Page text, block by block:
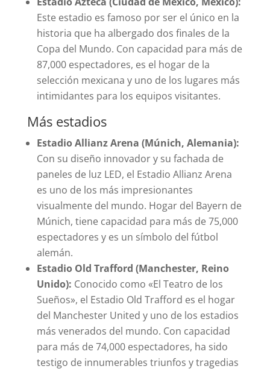
Este estadio es famoso por ser el único en la
historia que ha albergado dos finales de la
Copa del Mundo. Con capacidad para más de
87,000 espectadores, es el hogar de la
selección mexicana y uno de los lugares más
intimidantes para los equipos visitantes.
Más estadios
Estadio Allianz Arena (Múnich, Alemania):
Con su diseño innovador y su fachada de
paneles de luz LED, el Estadio Allianz Arena
es uno de los más impresionantes
visualmente del mundo. Hogar del Bayern de
Múnich, tiene capacidad para más de 75,000
espectadores y es un símbolo del fútbol
alemán.
Estadio Old Trafford (Manchester, Reino
Unido): Conocido como «El Teatro de los
Sueños», el Estadio Old Trafford es el hogar
del Manchester United y uno de los estadios
más venerados del mundo. Con capacidad
para más de 74,000 espectadores, ha sido
testigo de innumerables triunfos y tragedias